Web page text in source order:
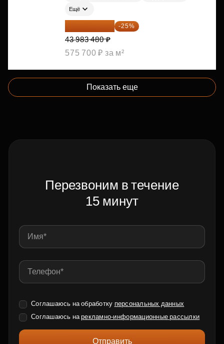
Ещё
32 987 610 ₽ -25%
43 983 480 ₽
575 700 ₽ за м²
Показать еще
Перезвоним в течение
15 минут
Соглашаюсь на обработку персональных данных
Соглашаюсь нарекламно-информационные рассылки
Отправить